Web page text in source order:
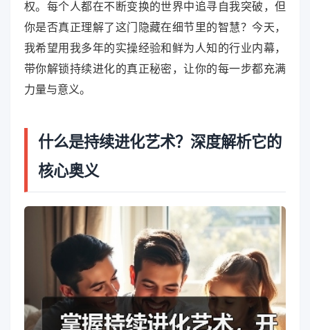
权。每个人都在不断变换的世界中追寻自我突破，但
你是否真正理解了这门隐藏在细节里的智慧？今天，
我希望用我多年的实操经验和鲜为人知的行业内幕，
带你解锁持续进化的真正秘密，让你的每一步都充满
力量与意义。
什么是持续进化艺术？深度解析它的
核心奥义